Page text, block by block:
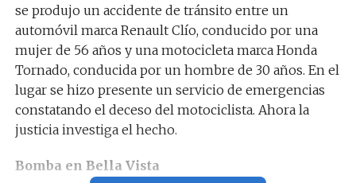
se produjo un accidente de tránsito entre un
automóvil marca Renault Clío, conducido por una
mujer de 56 años y una motocicleta marca Honda
Tornado, conducida por un hombre de 30 años. En el
lugar se hizo presente un servicio de emergencias
constatando el deceso del motociclista. Ahora la
justicia investiga el hecho.
Bomba en Bella Vista